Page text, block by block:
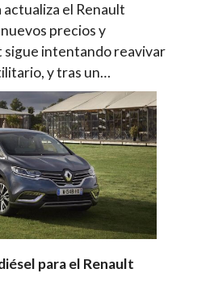
actualiza el Renault
precios y
sigue intentando reavivar
y tras un…
para el Renault